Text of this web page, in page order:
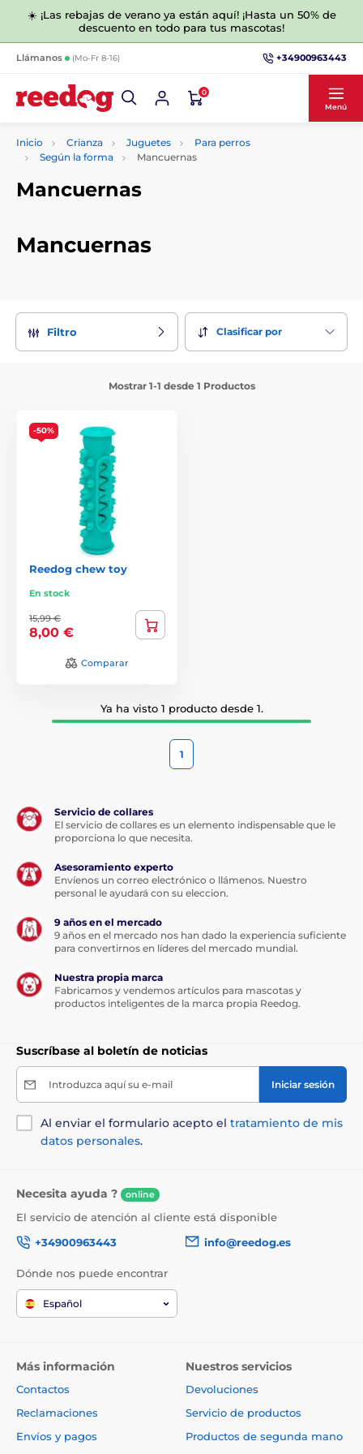
☀️ ¡Las rebajas de verano ya están aquí! ¡Hasta un 50% de
descuento en todo para tus mascotas!
Llámanos (Mo-Fr 8-16) +34900963443
0
Menú
Inicio Crianza Juguetes
Para perros
Según la forma
Mancuernas
Mancuernas
Mancuernas
Filtro Clasificar por
Mostrar 1-1 desde 1 Productos
-50%
Reedog chew toy
En stock
15,99 €
8,00 €
Comparar
Ya ha visto 1 producto desde 1.
1
Servicio de collares
El servicio de collares es un elemento indispensable que le
proporciona lo que necesita.
Asesoramiento experto
Envíenos un correo electrónico o llámenos. Nuestro
personal le ayudará con su eleccion.
9 años en el mercado
9 años en el mercado nos han dado la experiencia suficiente
para convertirnos en líderes del mercado mundial.
Nuestra propia marca
Fabricamos y vendemos artículos para mascotas y
productos inteligentes de la marca propia Reedog.
Suscríbase al boletín de noticias
Introduzca aquí su e-mail Iniciar sesión
Al enviar el formulario acepto el tratamiento de mis
datos personales.
Necesita ayuda ? online
El servicio de atención al cliente está disponible
+34900963443
info@reedog.es
Dónde nos puede encontrar
Español
Más información
Contactos
Reclamaciones
Envíos y pagos
Nuestros servicios
Devoluciones
Servicio de productos
Productos de segunda mano